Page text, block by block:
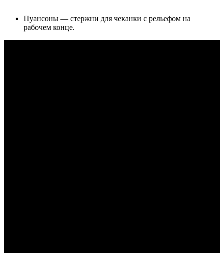
Пуансоны — стержни для чеканки с рельефом на
рабочем конце.